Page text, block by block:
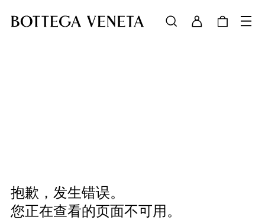
抱歉，发生错误。
您正在查看的页面不可用。